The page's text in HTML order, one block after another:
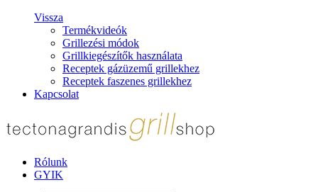
Vissza
Termékvideók
Grillezési módok
Grillkiegészítők használata
Receptek gázüzemű grillekhez
Receptek faszenes grillekhez
Kapcsolat
Rólunk
GYIK